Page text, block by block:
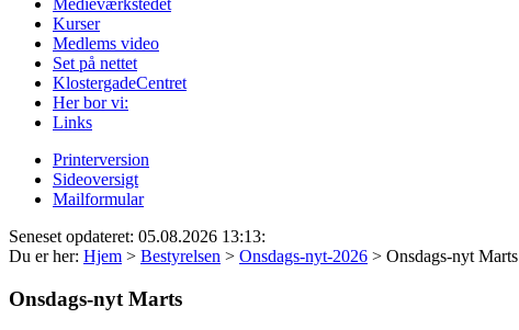
Kurser
Medlems video
Set på nettet
KlostergadeCentret
Her bor vi:
Links
Printerversion
Sideoversigt
Mailformular
Seneset opdateret: 05.08.2026 13:13:
Du er her: Hjem > Bestyrelsen > Onsdags-nyt-2026 > Onsdags-nyt Marts
Onsdags-nyt Marts